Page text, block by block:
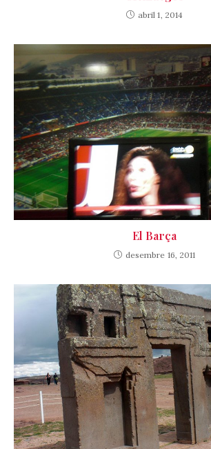
abril 1, 2014
El Barça
desembre 16, 2011